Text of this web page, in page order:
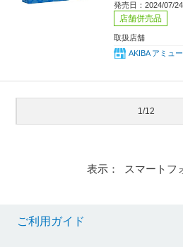
発売日：2024/07/
店舗併売品
取扱店舗
AKIBA アミュ
1/12
表示： スマートフ
ご利用ガイド